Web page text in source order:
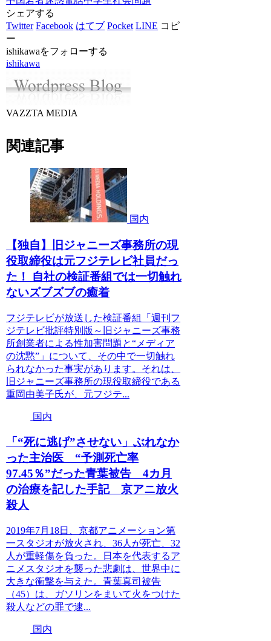
シェアする
Twitter Facebook はてブ Pocket LINE コピ
ー
ishikawaをフォローする
ishikawa
VAZZTA MEDIA
関連記事
国内
【独自】旧ジャニーズ事務所の現
役取締役は元フジテレビ社員だっ
た！ 自社の検証番組では一切触れ
ないズブズブの癒着
フジテレビが放送した検証番組「週刊フ
ジテレビ批評特別版～旧ジャニーズ事務
所創業者による性加害問題と“メディア
の沈黙”」について、その中で一切触れ
られなかった事実があります。それは、
旧ジャニーズ事務所の現役取締役である
重岡由美子氏が、元フジテ...
国内
「“死に逃げ”させない」ぶれなか
った主治医 “予測死亡率
97.45％”だった青葉被告 4カ月
の治療を記した手記 京アニ放火
殺人
2019年7月18日、京都アニメーション第
一スタジオが放火され、36人が死亡、32
人が重軽傷を負った。日本を代表するア
ニメスタジオを襲った悲劇は、世界中に
大きな衝撃を与えた。青葉真司被告
（45）は、ガソリンをまいて火をつけた
殺人などの罪で逮...
国内